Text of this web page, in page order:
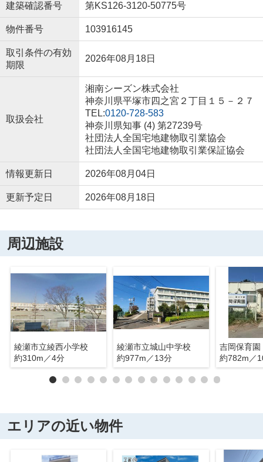
建築確認番号 第KS126-3120-50775号
物件番号 103916145
取引条件の有効
期限
2026年08月18日
取扱会社
湘南シーズン株式会社
神奈川県平塚市四之宮２丁目１５－２７
TEL:0120-728-583
神奈川県知事 (4) 第27239号
社団法人全国宅地建物取引業協会
社団法人全国宅地建物取引業保証協会
情報更新日 2026年08月04日
更新予定日 2026年08月18日
周辺施設
綾瀬市立綾西小学校
約310m／4分
綾瀬市立城山中学校
約977m／13分
吉岡保育園
約782m／
エリアの近い物件